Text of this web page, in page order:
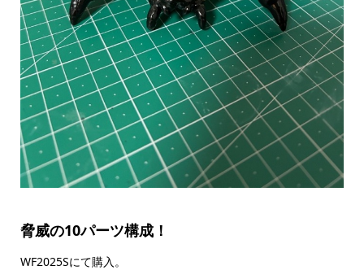
脅威の10パーツ構成！
WF2025Sにて購入。